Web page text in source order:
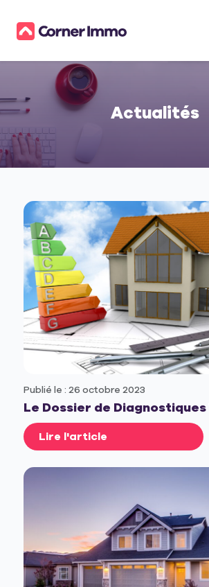
Actualités
Publié le : 26 octobre 2023
Le Dossier de
Lire l'article